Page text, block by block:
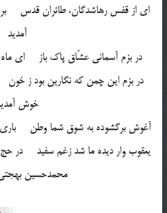
ای از قفس رهاشدگان، طائران قدس
آمدید
در بزم آسمانی عشّاق پاک باز ای
در بزم این چمن که نگارین بود ز
خوش
آغوش برگشوده به شوق شما وطن باری
یعقوب وار دیده ما شد زغم سفید در
محمدحسین